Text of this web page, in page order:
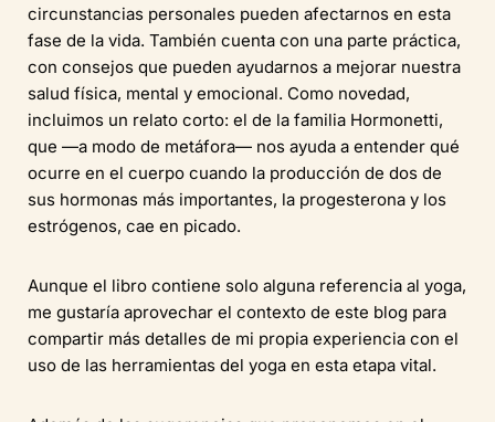
circunstancias personales pueden afectarnos en esta
fase de la vida. También cuenta con una parte práctica,
con consejos que pueden ayudarnos a mejorar nuestra
salud física, mental y emocional. Como novedad,
incluimos un relato corto: el de la familia Hormonetti,
que —a modo de metáfora— nos ayuda a entender qué
ocurre en el cuerpo cuando la producción de dos de
sus hormonas más importantes, la progesterona y los
estrógenos, cae en picado.
Aunque el libro contiene solo alguna referencia al yoga,
me gustaría aprovechar el contexto de este blog para
compartir más detalles de mi propia experiencia con el
uso de las herramientas del yoga en esta etapa vital.